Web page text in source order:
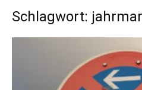
Schlagwort: